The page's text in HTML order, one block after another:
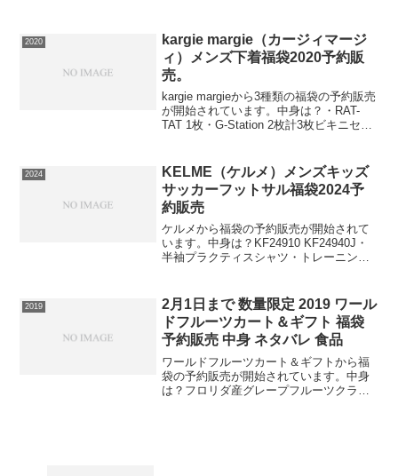
使われている高級素材を使用した佃煮で
す。柔らかく、少し甘め...
2020
kargie margie（カージィマージ
ィ）メンズ下着福袋2020予約販
売。
kargie margieから3種類の福袋の予約販売
が開始されています。中身は？・RAT-
TAT 1枚・G-Station 2枚計3枚ビキニセッ
TAT 1枚・G...
2024
KELME（ケルメ）メンズキッズ
サッカーフットサル福袋2024予
約販売
ケルメから福袋の予約販売が開始されて
います。中身は？KF24910 KF24940J・
半袖プラクティスシャツ・トレーニング
マー・エコバッグ7点セット【サッカー問
屋】（メ...
2019
2月1日まで 数量限定 2019 ワール
ドフルーツカート＆ギフト 福袋
予約販売 中身 ネタバレ 食品
ワールドフルーツカート＆ギフトから福
袋の予約販売が開始されています。中身
は？フロリダ産グレープフルーツクラシ